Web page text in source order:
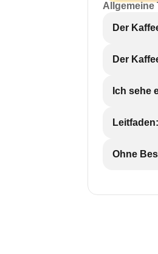
Allgemeine
Der
Der
Ich sehe
Ohne